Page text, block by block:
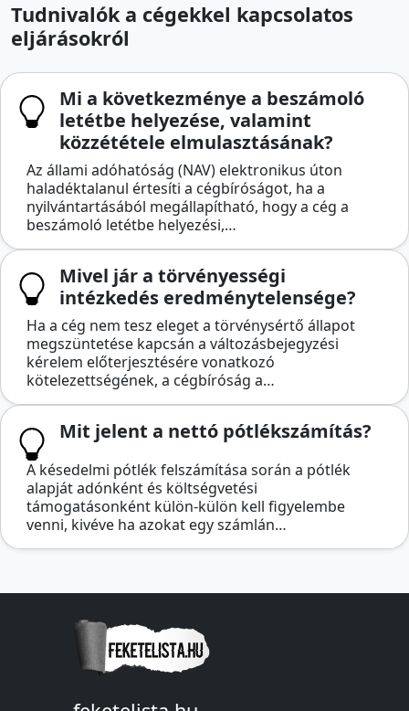
Tudnivalók a cégekkel kapcsolatos
eljárásokról
Mi a következménye a beszámoló
letétbe helyezése, valamint
közzététele elmulasztásának?
Az állami adóhatóság (NAV) elektronikus úton
haladéktalanul értesíti a cégbíróságot, ha a
nyilvántartásából megállapítható, hogy a cég a
beszámoló letétbe helyezési,…
Mivel jár a törvényességi
intézkedés eredménytelensége?
Ha a cég nem tesz eleget a törvénysértő állapot
megszüntetése kapcsán a változásbejegyzési
kérelem előterjesztésére vonatkozó
kötelezettségének, a cégbíróság a…
Mit jelent a nettó pótlékszámítás?
A késedelmi pótlék felszámítása során a pótlék
alapját adónként és költségvetési
támogatásonként külön-külön kell figyelembe
venni, kivéve ha azokat egy számlán…